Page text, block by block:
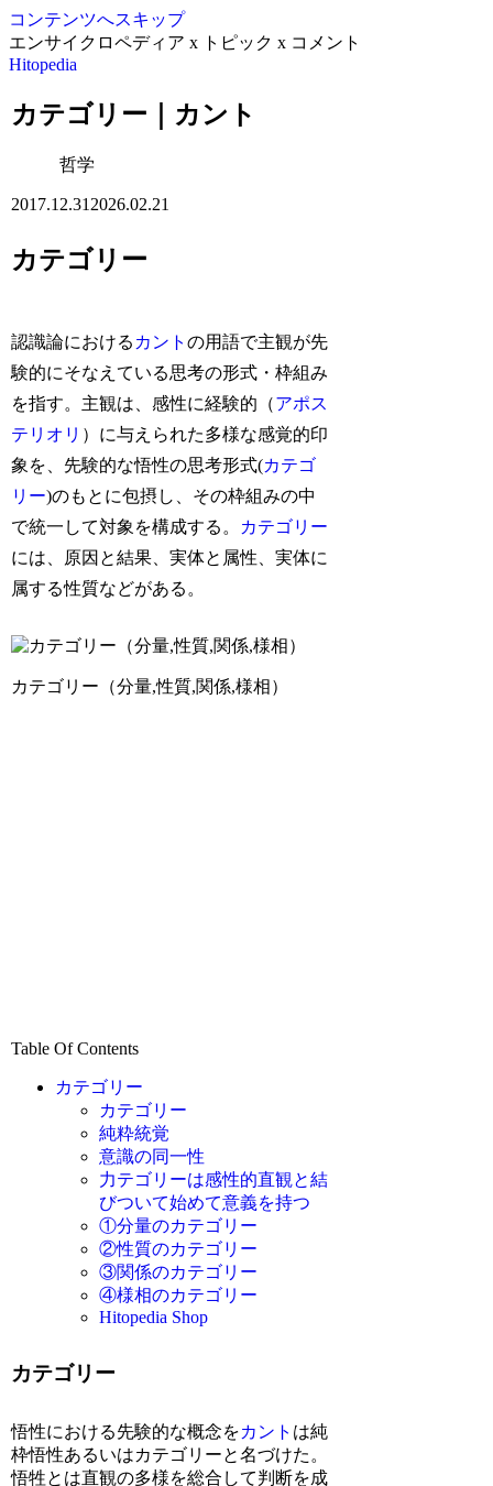
コンテンツへスキップ
エンサイクロペディア x トピック x コメント
Hitopedia
カテゴリー｜カント
哲学
2017.12.31 2026.02.21
カテゴリー
認識論における カントの用語で主観が先
験的にそなえている思考の形式・枠組み
を指す。主観は、感性に経験的（アポス
テリオリ ）に与えられた多様な感覚的印
象を、先験的な悟性の思考形式(カテゴ
リー)のもとに包摂し、その枠組みの中
で統一して対象を構成する。
カテゴリー
には、原因と結果、実体と属性、実体に
属する性質などがある。
カテゴリー（分量,性質,関係,様相）
Table Of Contents
カテゴリー
カテゴリー
純粋統覚
意識の同一性
力テゴリーは感性的直観と結
びついて始めて意義を持つ
①分量のカテゴリー
②性質のカテゴリー
③関係のカテゴリー
④様相のカテゴリー
Hitopedia Shop
カテゴリー
悟性における先験的な概念をカント は純
枠悟性あるいはカテゴリーと名づけた。
悟牲とは直観の多様を総合して判断を成